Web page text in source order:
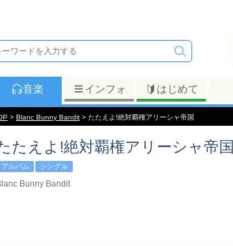
音楽 インフォ はじめて
> Blanc Bunny Bandit > たたえよ!絶対覇権アリーシャ帝国
たえよ!絶対覇権アリーシャ帝国
アルバム シングル
Bunny Bandit